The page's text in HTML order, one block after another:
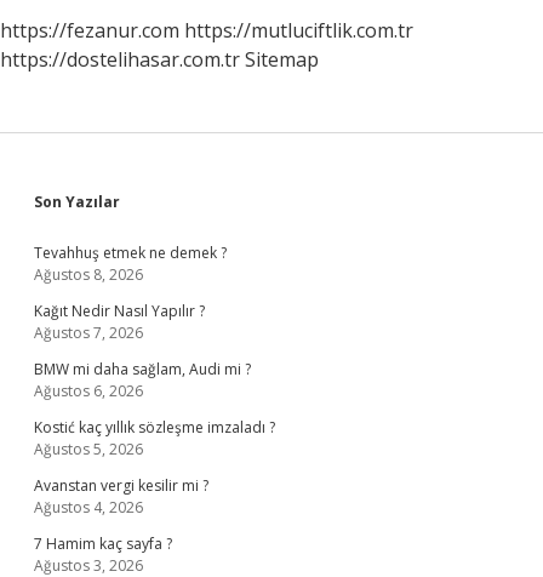
https://fezanur.com https://mutluciftlik.com.tr
https://dostelihasar.com.trSitemap
Sidebar
Son Yazılar
Tevahhuş etmek ne demek ?
Ağustos 8, 2026
Kağıt Nedir Nasıl Yapılır ?
Ağustos 7, 2026
BMW mi daha sağlam, Audi mi ?
Ağustos 6, 2026
Kostić kaç yıllık sözleşme imzaladı ?
Ağustos 5, 2026
Avanstan vergi kesilir mi ?
Ağustos 4, 2026
7 Hamim kaç sayfa ?
Ağustos 3, 2026